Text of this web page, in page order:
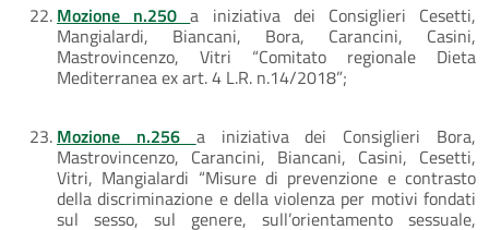
Mozione n.250a iniziativa dei Consiglieri Cesetti,
Mangialardi, Biancani, Bora, Carancini, Casini,
Mastrovincenzo, Vitri “Comitato regionale Dieta
Mediterranea ex art. 4 L.R. n.14/2018”;
Mozione n.256 a iniziativa dei Consiglieri Bora,
Mastrovincenzo, Carancini, Biancani, Casini, Cesetti,
Vitri, Mangialardi “Misure di prevenzione e contrasto
della discriminazione e della violenza per motivi fondati
sul sesso, sul genere, sull’orientamento sessuale,